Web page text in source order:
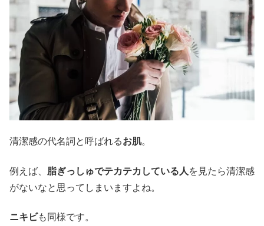
清潔感の代名詞と呼ばれるお肌。
例えば、 脂ぎっしゅでテカテカしている人 を見たら清潔感
がないなと思ってしまいますよね。
ニキビも同様です。